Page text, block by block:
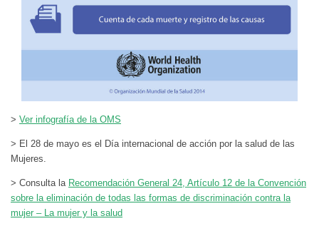
> Ver infografía de la OMS
> El 28 de mayo es el Día internacional de acción por la salud de las
Mujeres.
> Consulta la Recomendación General 24, Artículo 12 de la Convención
sobre la eliminación de todas las formas de discriminación contra la
mujer – La mujer y la salud